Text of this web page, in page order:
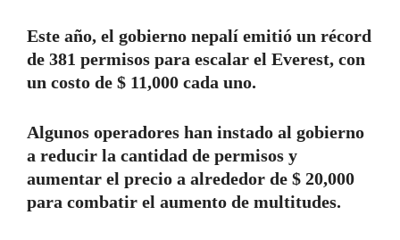
Este año, el gobierno nepalí emitió un récord
de 381 permisos para escalar el Everest, con
un costo de $ 11,000 cada uno.
Algunos operadores han instado al gobierno
a reducir la cantidad de permisos y
aumentar el precio a alrededor de $ 20,000
para combatir el aumento de multitudes.